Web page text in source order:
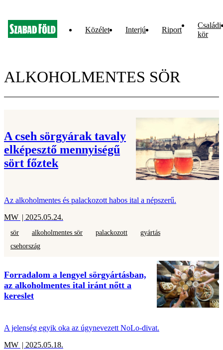
Közélet Interjú Riport
Családi
kör
ALKOHOLMENTES SÖR
A cseh sörgyárak tavaly
elképesztő mennyiségű
sört főztek
Az alkoholmentes és palackozott habos ital a népszerű.
MW | 2025.05.24.
sör alkoholmentes sör palackozott
gyártás
csehország
Forradalom a lengyel sörgyártásban,
az alkoholmentes ital iránt nőtt a
kereslet
A jelenség egyik oka az úgynevezett NoLo-divat.
MW | 2025.05.18.